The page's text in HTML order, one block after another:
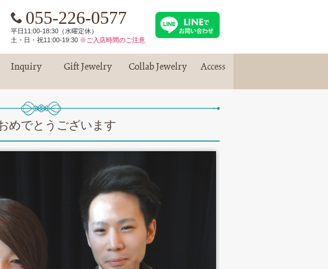
055-226-0577
平日11:00-18:30（水曜定休）
土・日・祝11:00-19:30 ※ご入店時間のご注意
Inquiry Gift Jewelry Collab Jewelry Access
めでとうございます